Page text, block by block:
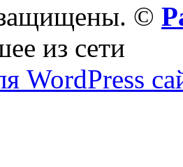
©
из сети
WordPress